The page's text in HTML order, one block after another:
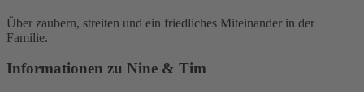
Über zaubern, streiten und ein friedliches Miteinander in der
Familie.
Informationen zu Nine & Tim